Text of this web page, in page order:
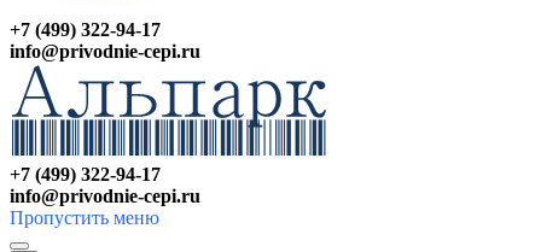
+7 (499) 322-94-17
info@privodnie-cepi.ru
+7 (499) 322-94-17
info@privodnie-cepi.ru
Пропустить меню